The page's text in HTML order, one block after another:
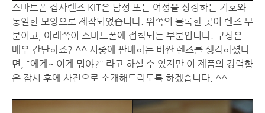
스마트폰 접사렌즈 KIT은 남성 또는 여성을 상징하는 기호와
동일한 모양으로 제작되었습니다. 위쪽의 볼록한 곳이 렌즈 부
분이고, 아래쪽이 스마트폰에 접착되는 부분입니다. 구성은
매우 간단하죠? ^^ 시중에 판매하는 비싼 렌즈를 생각하셨다
면, "에게~ 이게 뭐야?" 라고 하실 수 있지만 이 제품의 강력함
은 잠시 후에 사진으로 소개해드리도록 하겠습니다. ^^